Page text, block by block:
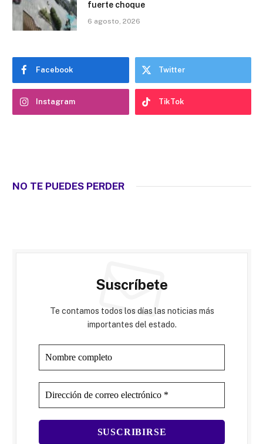
fuerte choque
6 agosto, 2026
Facebook Twitter
Instagram TikTok
NO TE PUEDES PERDER
Suscríbete
Te contamos todos los días las noticias más
importantes del estado.